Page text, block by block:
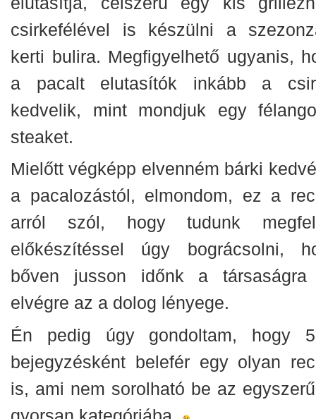
csirkefélével is készülni a
kerti bulira. Megfigyelhető ugyanis,
a pacalt elutasítók inkább a
kedvelik, mint mondjuk egy
steaket.
Mielőtt végképp elvenném bárki
a pacalozástól, elmondom, ez a
arról szól, hogy tudunk
előkészítéssel úgy bográcsolni,
bőven jusson időnk a
elvégre az a dolog lényege.
Én pedig úgy gondoltam, hogy
bejegyzésként belefér egy olyan
is, ami nem sorolható be az